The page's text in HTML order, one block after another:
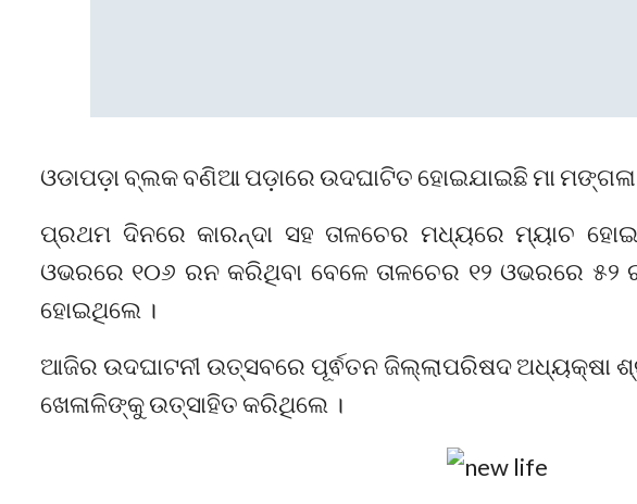
ଓଡାପଡ଼ା ବ୍ଲକ ବଣିଆ ପଡ଼ାରେ ଉଦଘାଟିତ ହୋଇଯାଇଛି ମା ମଙ୍ଗଳା
ପ୍ରଥମ ଦିନରେ କାରନ୍ଦା ସହ ତାଳଚେର ମଧ୍ୟରେ ମ୍ୟାଚ
ଓଭରରେ ୧୦୬ ରନ କରିଥିବା ବେଳେ ତାଳଚେର ୧୨ ଓଭରରେ ୫୨
ହୋଇଥିଲେ ।
ଆଜିର ଉଦଘାଟନୀ ଉତ୍ସବରେ ପୂର୍ଵତନ ଜିଲ୍ଲାପରିଷଦ ଅଧ୍ୟକ୍ଷା
ଖେଳାଳିଙ୍କୁ ଉତ୍ସାହିତ କରିଥିଲେ ।